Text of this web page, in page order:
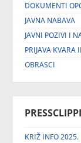
DOKUMENTI
JAVNA NABAVA
JAVNI POZIVI I
PRIJAVA KVARA
OBRASCI
KRIŽ INFO 2025.